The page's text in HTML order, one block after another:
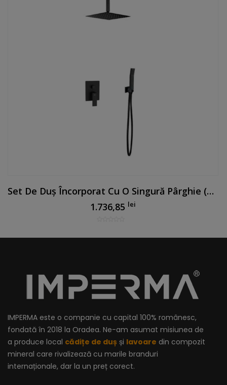
Set De Duș Încorporat Cu O Singură Pârghie (SET 1) (braț De Tavan) Negru Mat
1.736,85 lei
IMPERMA este o companie cu capital 100% românesc,
fondată în 2018 la Oradea. Ne-am asumat misiunea de
a produce local cădițe de duș și lavoare din compozit
mineral care rivalizează cu marile branduri
internaționale, dar la un preț corect.